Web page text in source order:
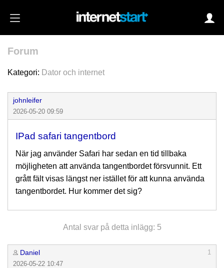
• Glömt lösenord?
Forum
Kategori: Dator och internet
johnleifer
2026-05-20 09:59
IPad safari tangentbord
När jag använder Safari har sedan en tid tillbaka
möjligheten att använda tangentbordet försvunnit. Ett
grått fält visas längst ner istället för att kunna använda
tangentbordet. Hur kommer det sig?
Antal svar på detta inlägg: 5
Daniel
1
2026-05-22 10:47